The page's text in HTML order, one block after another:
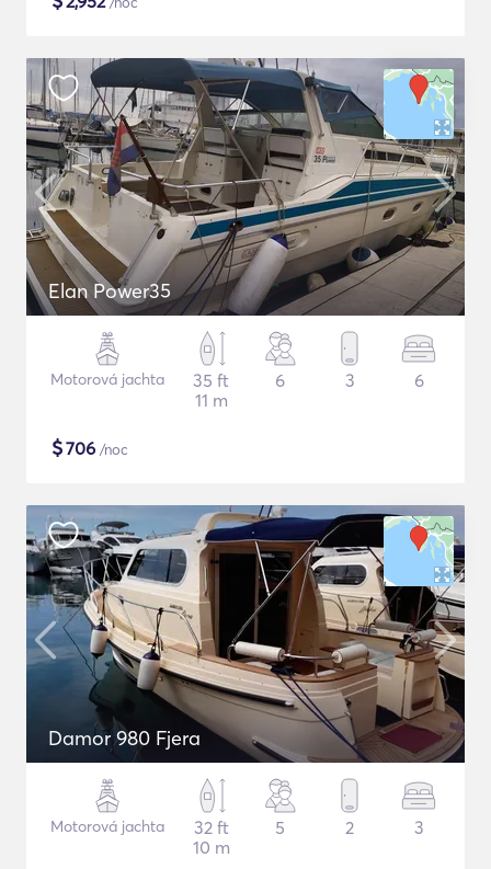
Elan Power35
Motorová jachta
35 ft
11 m
6 3 6
$706 /noc
Damor 980 Fjera
Motorová jachta
32 ft
10 m
5 2 3